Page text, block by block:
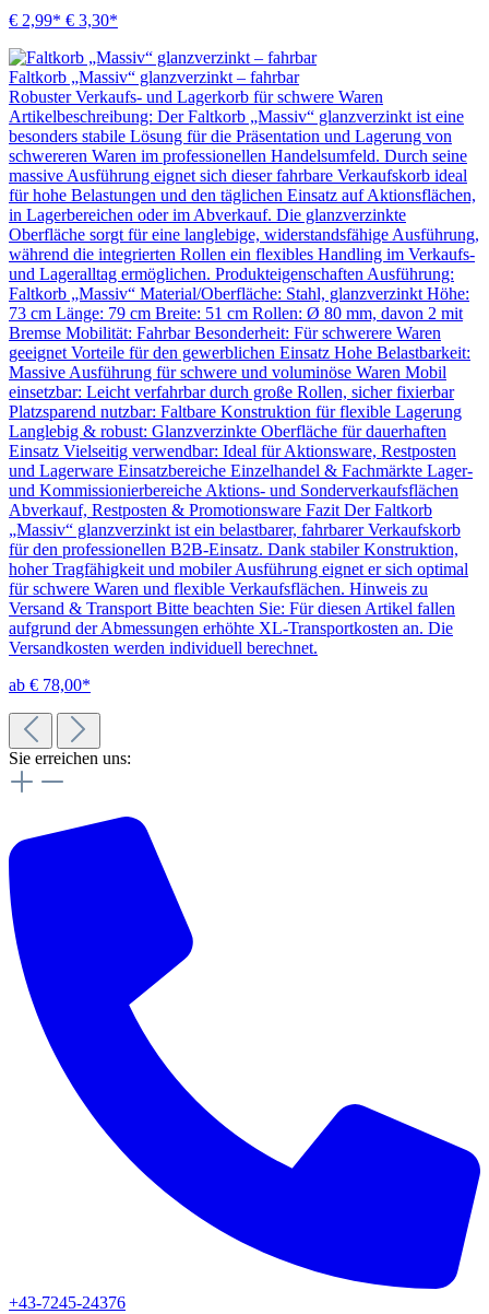
€ 2,99* € 3,30*
Faltkorb „Massiv“ glanzverzinkt – fahrbar
Robuster Verkaufs- und Lagerkorb für schwere Waren
Artikelbeschreibung: Der Faltkorb „Massiv“ glanzverzinkt ist eine
besonders stabile Lösung für die Präsentation und Lagerung von
schwereren Waren im professionellen Handelsumfeld. Durch seine
massive Ausführung eignet sich dieser fahrbare Verkaufskorb ideal
für hohe Belastungen und den täglichen Einsatz auf Aktionsflächen,
in Lagerbereichen oder im Abverkauf. Die glanzverzinkte
Oberfläche sorgt für eine langlebige, widerstandsfähige Ausführung,
während die integrierten Rollen ein flexibles Handling im Verkaufs-
und Lageralltag ermöglichen. Produkteigenschaften Ausführung:
Faltkorb „Massiv“ Material/Oberfläche: Stahl, glanzverzinkt Höhe:
73 cm Länge: 79 cm Breite: 51 cm Rollen: Ø 80 mm, davon 2 mit
Bremse Mobilität: Fahrbar Besonderheit: Für schwerere Waren
geeignet Vorteile für den gewerblichen Einsatz Hohe Belastbarkeit:
Massive Ausführung für schwere und voluminöse Waren Mobil
einsetzbar: Leicht verfahrbar durch große Rollen, sicher fixierbar
Platzsparend nutzbar: Faltbare Konstruktion für flexible Lagerung
Langlebig & robust: Glanzverzinkte Oberfläche für dauerhaften
Einsatz Vielseitig verwendbar: Ideal für Aktionsware, Restposten
und Lagerware Einsatzbereiche Einzelhandel & Fachmärkte Lager-
und Kommissionierbereiche Aktions- und Sonderverkaufsflächen
Abverkauf, Restposten & Promotionsware Fazit Der Faltkorb
„Massiv“ glanzverzinkt ist ein belastbarer, fahrbarer Verkaufskorb
für den professionellen B2B-Einsatz. Dank stabiler Konstruktion,
hoher Tragfähigkeit und mobiler Ausführung eignet er sich optimal
für schwere Waren und flexible Verkaufsflächen. Hinweis zu
Versand & Transport Bitte beachten Sie: Für diesen Artikel fallen
aufgrund der Abmessungen erhöhte XL-Transportkosten an. Die
Versandkosten werden individuell berechnet.
ab € 78,00*
Sie erreichen uns:
+43-7245-24376